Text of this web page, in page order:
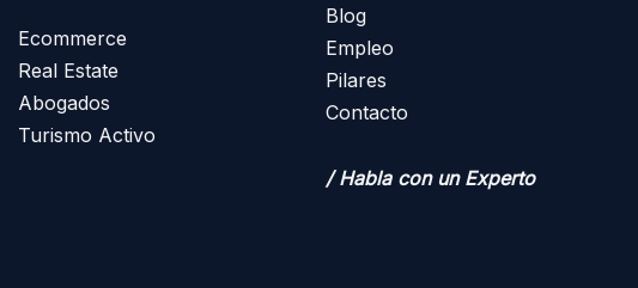
Ecommerce
Real Estate
Abogados
Turismo Activo
Blog
Empleo
Pilares
Contacto
/ Habla con un Experto